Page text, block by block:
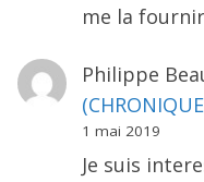
me la
Philippe
1 mai 2019
Je suis